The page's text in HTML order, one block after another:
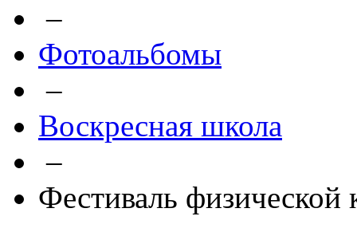
–
Фотоальбомы
–
Воскресная школа
–
Фестиваль физической